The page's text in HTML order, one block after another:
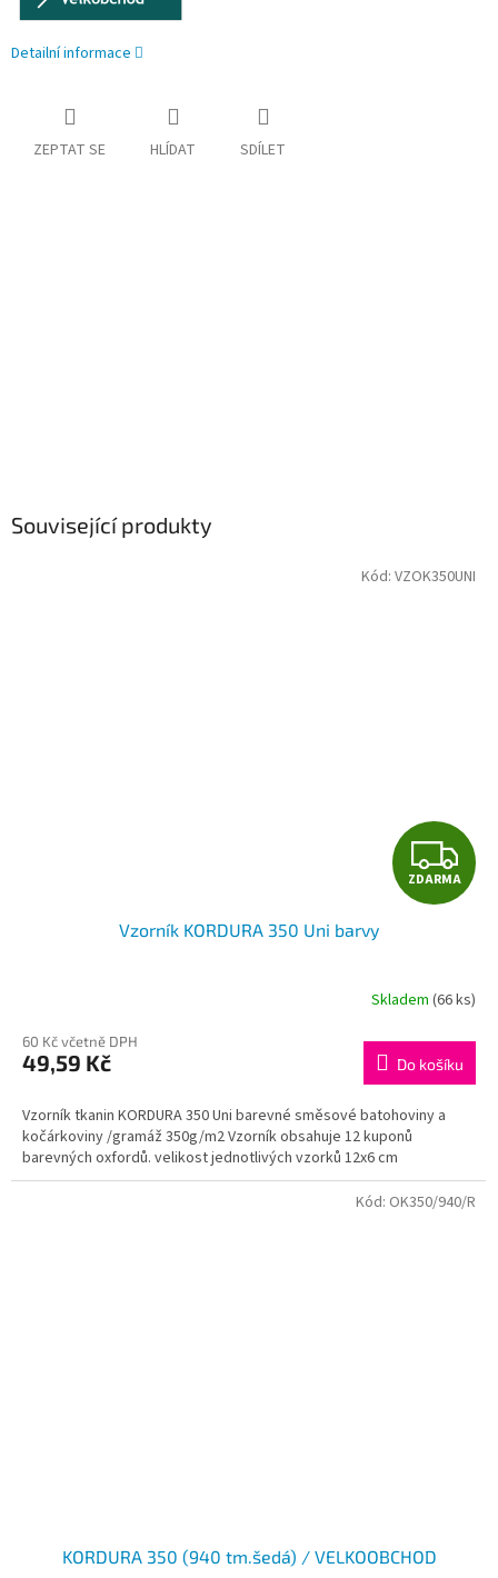
Detailní informace
ZEPTAT SE HLÍDAT SDÍLET
Související produkty
Z
D
R
M
A
ZDARMA
Vzorník KORDURA 350 Uni barvy
Skladem (66 ks)
60 Kč včetně DPH
49,59 Kč Do košíku
Vzorník tkanin KORDURA 350 Uni barevné směsové batohoviny a
kočárkoviny /gramáž 350g/m2 Vzorník obsahuje 12 kuponů
barevných oxfordů. velikost jednotlivých vzorků 12x6 cm
Kód: VZOK350UNI
KORDURA 350 (940 tm.šedá) / VELKOOBCHOD
Kód: OK350/940/R